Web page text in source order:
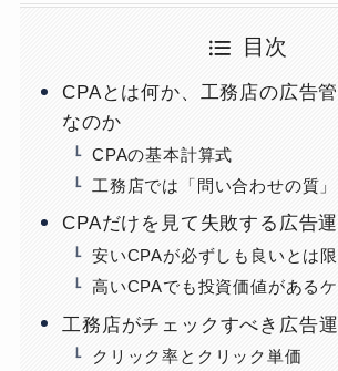
目次
CPAとは何か、工務店の広告
なのか
CPAの基本計算式
工務店では「問い合わせの質
CPAだけを見て失敗する広告
安いCPAが必ずしも良いとは
高いCPAでも投資価値がある
工務店がチェックすべき広告
クリック率とクリック単価